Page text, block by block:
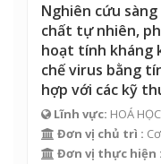
Nghiên cứu sàng
chất tự nhiên,
hoạt tính kháng
chế virus bằng
hợp với các kỹ
Lĩnh vực: HOÁ HỌC
Đơn vị chủ trì :
Đơn vị thực hiện :